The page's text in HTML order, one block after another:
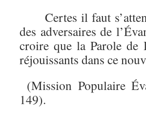
Certes il faut
des adversaires de
croire que la Parole
réjouissants dans ce
(Mission Populaire
149).